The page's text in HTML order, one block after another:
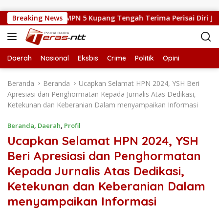
Breaking News
Kepsek SMPN 5 Kupang Tengah Terima Perisai Diri Jadi
Daerah Nasional Eksbis Crime Politik Opini
Beranda Beranda
Ucapkan Selamat HPN 2024, YSH Beri
Apresiasi dan Penghormatan Kepada Jurnalis Atas Dedikasi,
Ketekunan dan Keberanian Dalam menyampaikan Informasi
Beranda, Daerah, Profil
Ucapkan Selamat HPN 2024, YSH
Beri Apresiasi dan Penghormatan
Kepada Jurnalis Atas Dedikasi,
Ketekunan dan Keberanian Dalam
menyampaikan Informasi